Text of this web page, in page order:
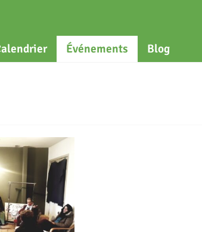
Événements Blog